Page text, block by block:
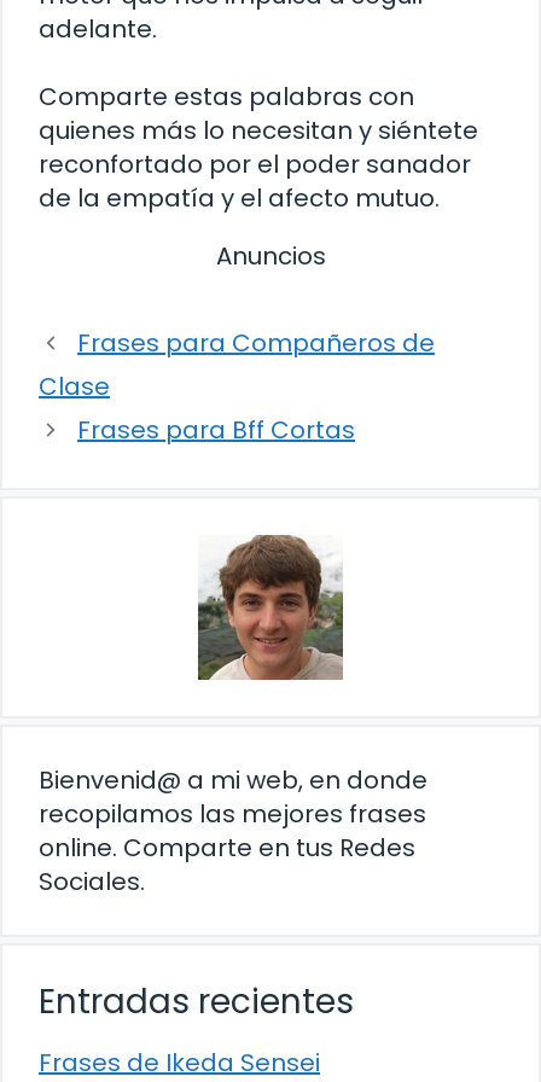
adelante.
Comparte estas palabras con
quienes más lo necesitan y siéntete
reconfortado por el poder sanador
de la empatía y el afecto mutuo.
Anuncios
Frases para Compañeros de
Clase
Frases para Bff Cortas
Bienvenid@ a mi web, en donde
recopilamos las mejores frases
online. Comparte en tus Redes
Sociales.
Entradas recientes
Frases de Ikeda Sensei